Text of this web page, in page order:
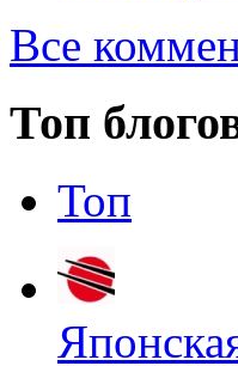
Все
Топ
Топ